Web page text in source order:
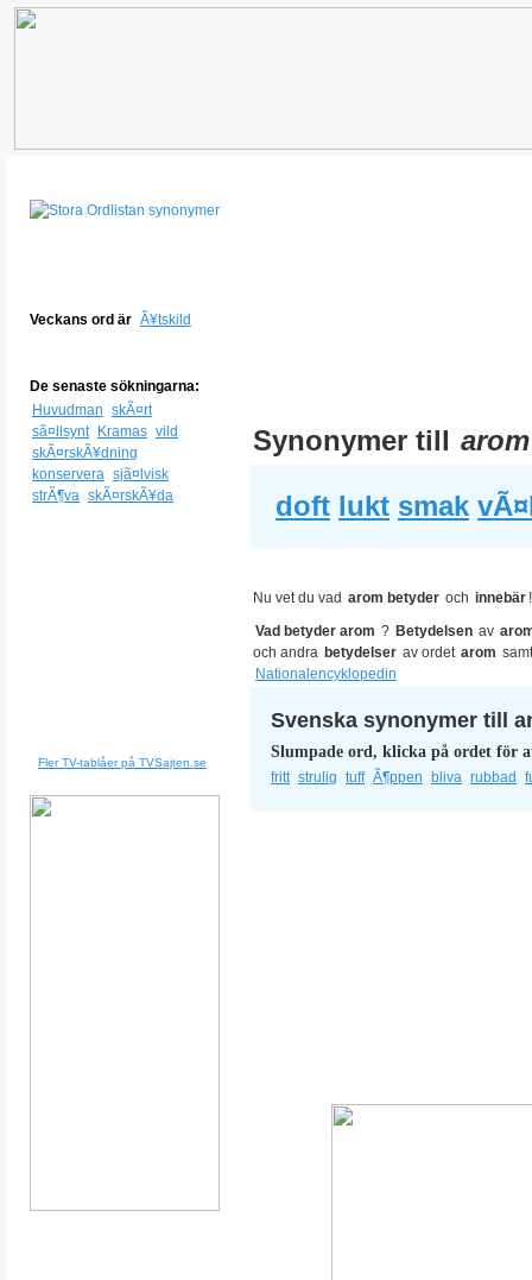
Veckans ord är Ã¥tskild
De senaste sökningarna:
Huvudman skÃ¤rt
sã¤llsynt
Kramas vild
skÃ¤rskÃ¥dning
konservera sjã¤lvisk
strÃ¶va skÃ¤rskÃ¥da
Fler TV-tablåer på TVSajten.se
Synonymer till arom
doft lukt smak
Nu vet du vad arom betyder och innebär !
Vad betyder arom ? Betydelsen av
och andra betydelser av ordet arom
Nationalencyklopedin
Svenska synonymer till
Slumpade ord, klicka på ordet för
fritt strulig tuff Ã¶ppen bliva rubbad